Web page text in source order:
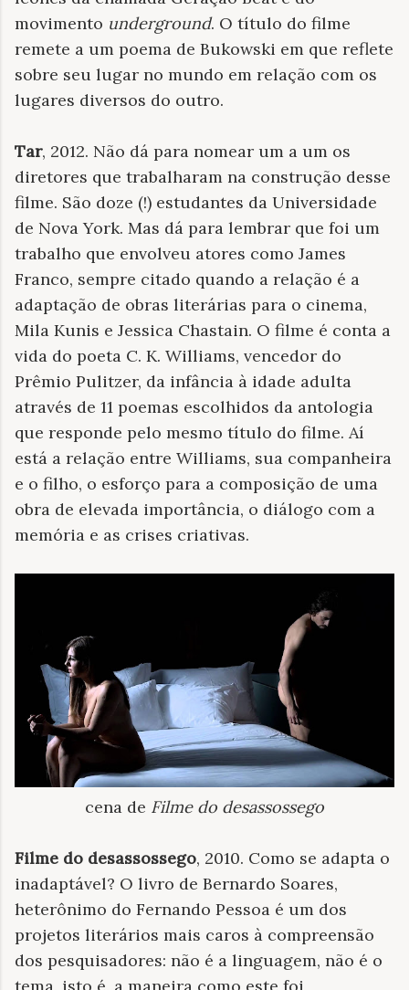
movimento underground. O título do filme
remete a um poema de Bukowski em que reflete
sobre seu lugar no mundo em relação com os
lugares diversos do outro.
Tar, 2012. Não dá para nomear um a um os
diretores que trabalharam na construção desse
filme. São doze (!) estudantes da Universidade
de Nova York. Mas dá para lembrar que foi um
trabalho que envolveu atores como James
Franco, sempre citado quando a relação é a
adaptação de obras literárias para o cinema,
Mila Kunis e Jessica Chastain. O filme é conta a
vida do poeta C. K. Williams, vencedor do
Prêmio Pulitzer, da infância à idade adulta
através de 11 poemas escolhidos da antologia
que responde pelo mesmo título do filme. Aí
está a relação entre Williams, sua companheira
e o filho, o esforço para a composição de uma
obra de elevada importância, o diálogo com a
memória e as crises criativas.
cena de Filme do desassossego
Filme do desassossego, 2010. Como se adapta o
inadaptável? O livro de Bernardo Soares,
heterônimo do Fernando Pessoa é um dos
projetos literários mais caros à compreensão
dos pesquisadores: não é a linguagem, não é o